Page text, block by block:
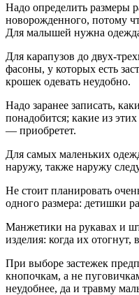
Надо определить размеры
новорожденного, потому
Для малышей нужна
Для карапузов до двух-
фасоны, у которых есть
крошек одевать неудобно.
Надо заранее записать,
понадобится; какие из
— приобретет.
Для самых маленьких
наружу, также наружу
Не стоит планировать
одного размера: детишки
Манжетики на рукавах и
изделия: когда их
При выборе застежек
кнопочкам, а не
неудобнее, да и травму